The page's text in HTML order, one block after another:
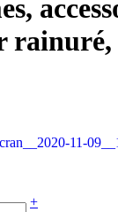
rainuré,
+